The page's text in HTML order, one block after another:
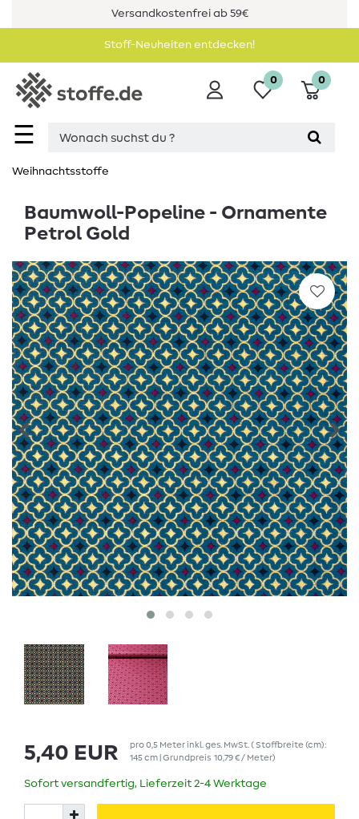
Versandkostenfrei ab 59€
Stoff-Neuheiten entdecken!
☰
0 0
Weihnachtsstoffe
Baumwoll-Popeline - Ornamente
Petrol Gold
5,40 EUR pro0,5 Meterinkl. ges. MwSt. ( Stoffbreite (cm):
145 cm | Grundpreis 10,79 € / Meter)
Sofort versandfertig, Lieferzeit 2-4 Werktage